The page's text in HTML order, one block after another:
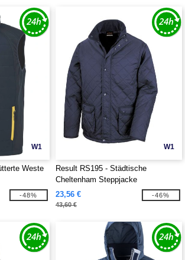
W1
Weste
-48%
W1
Result RS195 - Städtische
Cheltenham Steppjacke
23,56 €
43,60 €
-46%